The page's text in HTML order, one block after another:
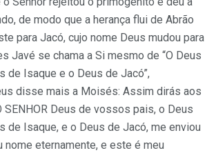
de modo que a herança flui de Abrão
para Jacó, cujo nome Deus mudou para
Javé se chama a Si mesmo de “O Deus
de Isaque e o Deus de Jacó”,
disse mais a Moisés: Assim dirás aos
Deus de vossos pais, o Deus
de Isaque, e o Deus de Jacó, me enviou
nome eternamente, e este é meu